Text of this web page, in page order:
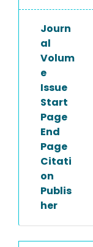
Journ
al
Volum
e
Issue
Start
Page
End
Page
Citati
on
Publis
her